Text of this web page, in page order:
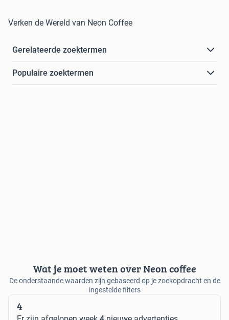
Verken de Wereld van Neon Coffee
Gerelateerde zoektermen
Populaire zoektermen
Wat je moet weten over Neon coffee
De onderstaande waarden zijn gebaseerd op je zoekopdracht en de
ingestelde filters
4